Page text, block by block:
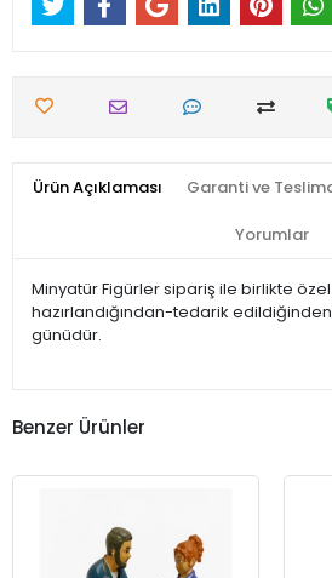
Ürün Açıklaması Garanti ve
Yorumlar
Minyatür Figürler sipariş ile birlikte
hazırlandığından-tedarik
günüdür.
Benzer Ürünler